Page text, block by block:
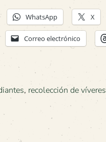
WhatsApp X
Correo electrónico
, recolección de víveres